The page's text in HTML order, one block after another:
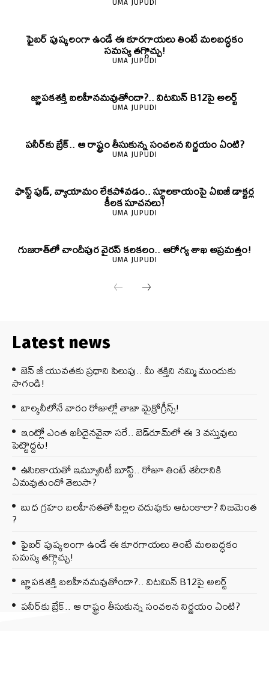
UMA JUPUDI
ఫైబర్‌ పుష్కలంగా ఉండే ఈ కూరగాయలు తింటే మలబద్ధకం
సమస్య తగ్గొచ్చు!
UMA JUPUDI
జ్ఞాపకశక్తి బలహీనమవుతోందా?.. విటమిన్ B12పై అలర్ట్
UMA JUPUDI
పనీర్‌కు బ్రేక్.. ఆ రాష్ట్రం తీసుకున్న సంచలన నిర్ణయం ఏంటి?
UMA JUPUDI
ఫాస్ట్ ఫుడ్, వ్యాయామం లేకపోవడం.. స్థూలకాయంపై ఏఐజీ డాక్టర్ల
కీలక సూచనలు!
UMA JUPUDI
గుజరాత్‌లో చాందీపుర వైరస్ కలకలం.. ఆరోగ్య శాఖ అప్రమత్తం!
UMA JUPUDI
Latest news
జెన్‌ జీ యువతకు ప్రధాని పిలుపు.. మీ శక్తిని నమ్మి ముందుకు
సాగండి!
బాల్కనీలోనే వారం రోజుల్లో తాజా మైక్రోగ్రీన్స్‌!
ఇంట్లో ఎంత ఖరీదైనవైనా సరే.. బెడ్‌రూమ్‌లో ఈ 3 వస్తువులు
పెట్టొద్దట!
ఉసిరికాయతో ఇమ్యూనిటీ బూస్ట్‌.. రోజూ తింటే శరీరానికి
ఏమవుతుందో తెలుసా?
బుధ గ్రహం బలహీనతతో పిల్లల చదువుకు ఆటంకాలా? నిజమెంత
?
ఫైబర్‌ పుష్కలంగా ఉండే ఈ కూరగాయలు తింటే మలబద్ధకం
సమస్య తగ్గొచ్చు!
జ్ఞాపకశక్తి బలహీనమవుతోందా?.. విటమిన్ B12పై అలర్ట్
పనీర్‌కు బ్రేక్.. ఆ రాష్ట్రం తీసుకున్న సంచలన నిర్ణయం ఏంటి?